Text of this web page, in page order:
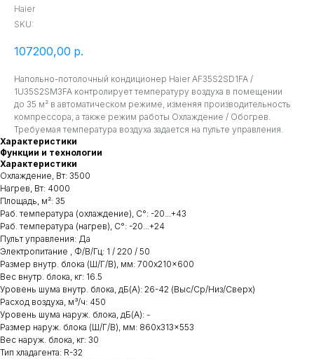
Haier
SKU:
107200,00 р.
Напольно-потолочный кондиционер Haier AF35S2SD1FA /
1U35S2SM3FA контролирует температуру воздуха в помещении
до 35 м² в автоматическом режиме, изменяя производительность
компрессора, а также режим работы Охлаждение / Обогрев.
Требуемая температура воздуха задается на пульте управления.
Характеристики
Функции и технологии
Характеристики
Охлаждение, Вт: 3500
Нагрев, Вт: 4000
Площадь, м²: 35
Раб. температура (охлаждение), С°: -20...+43
Раб. температура (нагрев), С°: -20...+24
Пульт управления: Да
Электропитание , Ф/В/Гц: 1 / 220 / 50
Размер внутр. блока (Ш/Г/В), мм: 700x210x600
Вес внутр. блока, кг: 16.5
Уровень шума внутр. блока, дБ(А): 26-42 (Выс/Ср/Низ/Сверх)
Расход воздуха, м³/ч: 450
Уровень шума наруж. блока, дБ(А): -
Размер наруж. блока (Ш/Г/В), мм: 860x313x553
Вес наруж. блока, кг: 30
Тип хладагента: R-32